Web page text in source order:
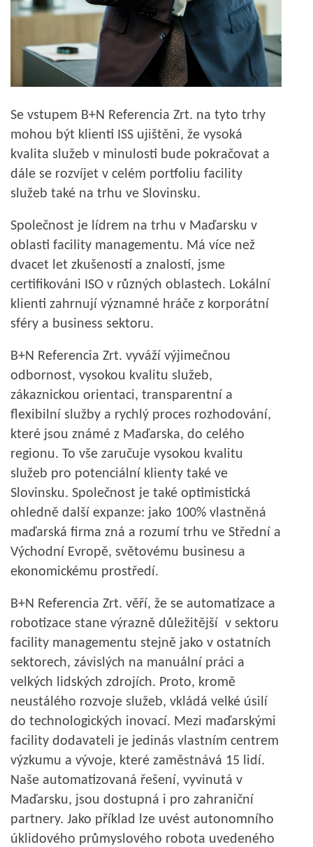
Se vstupem B+N Referencia Zrt. na tyto trhy
mohou být klienti ISS ujištěni, že vysoká
kvalita služeb v minulosti bude pokračovat a
dále se rozvíjet v celém portfoliu facility
služeb také na trhu ve Slovinsku.
Společnost je lídrem na trhu v Maďarsku v
oblasti facility managementu. Má více než
dvacet let zkušeností a znalostí, jsme
certifikováni ISO v různých oblastech. Lokální
klienti zahrnují významné hráče z korporátní
sféry a business sektoru.
B+N Referencia Zrt. vyváží výjimečnou
odbornost, vysokou kvalitu služeb,
zákaznickou orientaci, transparentní a
flexibilní služby a rychlý proces rozhodování,
které jsou známé z Maďarska, do celého
regionu. To vše zaručuje vysokou kvalitu
služeb pro potenciální klienty také ve
Slovinsku. Společnost je také optimistická
ohledně další expanze: jako 100% vlastněná
maďarská firma zná a rozumí trhu ve Střední a
Východní Evropě, světovému businesu a
ekonomickému prostředí.
B+N Referencia Zrt. věří, že se automatizace a
robotizace stane výrazně důležitější v sektoru
facility managementu stejně jako v ostatních
sektorech, závislých na manuální práci a
velkých lidských zdrojích. Proto, kromě
neustálého rozvoje služeb, vkládá velké úsilí
do technologických inovací. Mezi maďarskými
facility dodavateli je jedinás vlastním centrem
výzkumu a vývoje, které zaměstnává 15 lidí.
Naše automatizovaná řešení, vyvinutá v
Maďarsku, jsou dostupná i pro zahraniční
partnery. Jako příklad lze uvést autonomního
úklidového průmyslového robota uvedeného